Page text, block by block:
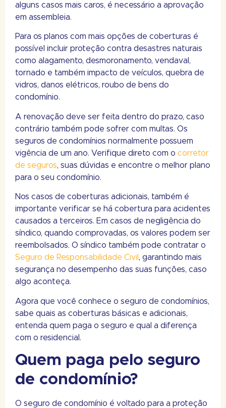
alguns casos mais caros, é necessário a aprovação
em assembleia.
Para os planos com mais opções de coberturas é
possível incluir proteção contra desastres naturais
como alagamento, desmoronamento, vendaval,
tornado e também impacto de veículos, quebra de
vidros, danos elétricos, roubo de bens do
condomínio.
A renovação deve ser feita dentro do prazo, caso
contrário também pode sofrer com multas. Os
seguros de condomínios normalmente possuem
vigência de um ano. Verifique direto com o corretor
de seguros, suas dúvidas e encontre o melhor plano
para o seu condomínio.
Nos casos de coberturas adicionais, também é
importante verificar se há cobertura para acidentes
causados a terceiros. Em casos de negligência do
síndico, quando comprovadas, os valores podem ser
reembolsados. O síndico também pode contratar o
Seguro de Responsabilidade Civil , garantindo mais
segurança no desempenho das suas funções, caso
algo aconteça.
Agora que você conhece o seguro de condomínios,
sabe quais as coberturas básicas e adicionais,
entenda quem paga o seguro e qual a diferença
com o residencial.
Quem paga pelo seguro
de condomínio?
O seguro de condomínio é voltado para a proteção